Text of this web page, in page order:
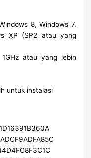
8, Windows 7,
XP (SP2 atau yang
atau yang lebih
untuk instalasi